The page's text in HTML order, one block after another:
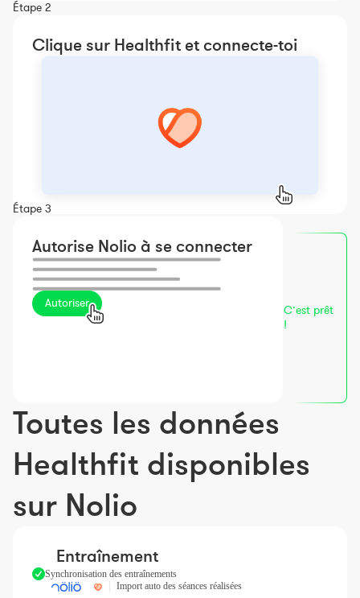
Étape 2
Clique sur Healthfit et connecte-toi
Étape 3
Autorise Nolio à se connecter
Autoriser
C’est prêt
!
Toutes les données
Healthfit disponibles
sur Nolio
Entraînement
Synchronisation des entraînements
Import auto des séances réalisées